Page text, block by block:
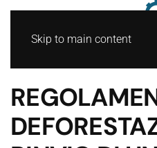
Skip to main content